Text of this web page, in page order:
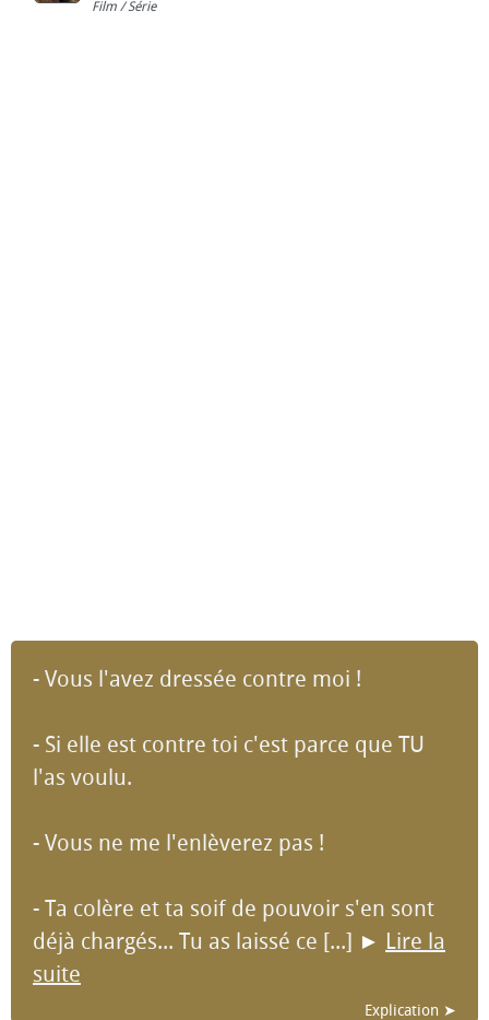
Film / Série
- Vous l'avez dressée contre moi !
- Si elle est contre toi c'est parce que TU
l'as voulu.
- Vous ne me l'enlèverez pas !
- Ta colère et ta soif de pouvoir s'en sont
déjà chargés... Tu as laissé ce [...] ► Lire la
suite
Explication ➤